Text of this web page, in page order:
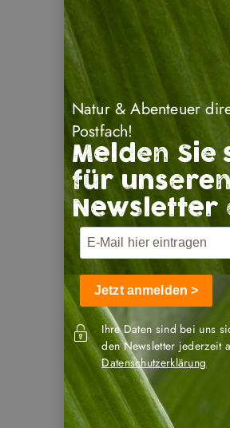
Natur & Abenteuer
Postfach!
Melden Sie
für
Newsletter
Jetzt anmelden >
Ihre Daten sind bei uns
den Newsletter jederzeit
Datenschutzerklärung